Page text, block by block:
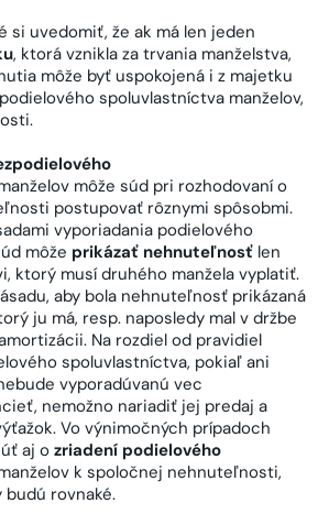
si uvedomiť, že ak má len jeden
, ktorá vznikla za trvania manželstva,
môže byť uspokojená i z majetku
spoluvlastníctva manželov,
môže súd pri rozhodovaní o
postupovať rôznymi spôsobmi.
vyporiadania podielového
môže prikázať nehnuteľnosť len
ktorý musí druhého manžela vyplatiť.
aby bola nehnuteľnosť prikázaná
ju má, resp. naposledy mal v držbe
Na rozdiel od pravidiel
spoluvlastníctva, pokiaľ ani
vyporadúvanú vec
nemožno nariadiť jej predaj a
Vo výnimočných prípadoch
aj o zriadení podielového
k spoločnej nehnuteľnosti,
rovnaké.